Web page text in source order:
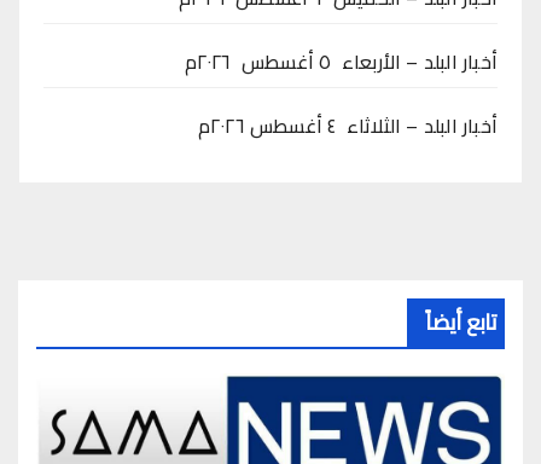
أخبار البلد – الأربعاء ٥ أغسطس ٢٠٢٦م
أخبار البلد – الثلاثاء ٤ أغسطس ٢٠٢٦م
تابع أيضاً